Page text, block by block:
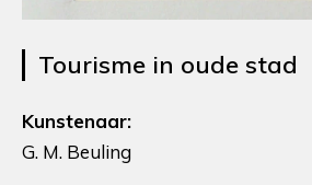
Tourisme in oude stad
Kunstenaar:
G. M. Beuling